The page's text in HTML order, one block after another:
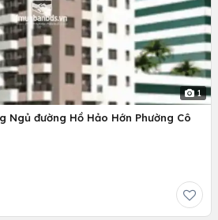
1
Ngủ đường Hồ Hảo Hớn Phường Cô